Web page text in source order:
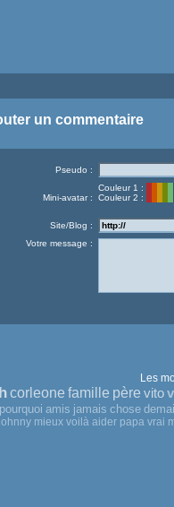
un commentaire
Pseudo :
Mini-avatar :
Couleur 1 :
Couleur 2 :
Site/Blog :
Votre message :
Les
corleone famille père vito
pourquoi amis jamais chose
johnny mieux voilà aider papa vrai